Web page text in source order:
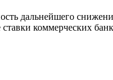
дальнейшего
коммерческих